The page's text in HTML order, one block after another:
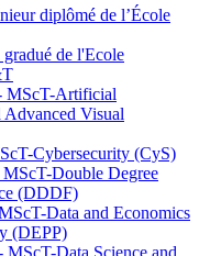
diplômé de l’École
de l'Ecole
MScT-Artificial
Advanced Visual
Cybersecurity (CyS)
Double Degree
(DDDF)
Data and Economics
(DEPP)
Data Science and